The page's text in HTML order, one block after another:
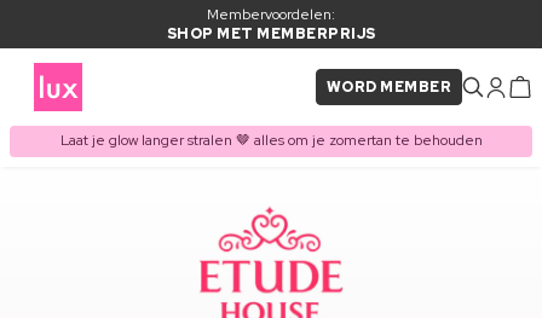
Membervoordelen:
SHOP MET MEMBERPRIJS
WORD MEMBER
Laat je glow langer stralen 🤎 alles om je zomertan te behouden